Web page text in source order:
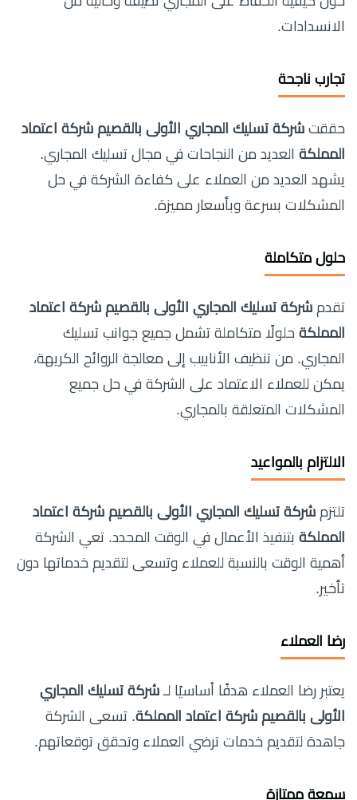
الانسدادات.
تجارب ناجحة
حققت شركة تسليك المجاري الأولى بالقصيم شركة اعتماد
المملكة العديد من النجاحات في مجال تسليك المجاري.
يشهد العديد من العملاء على كفاءة الشركة في حل
المشكلات بسرعة وبأسعار مميزة.
حلول متكاملة
تقدم شركة تسليك المجاري الأولى بالقصيم شركة اعتماد
المملكة حلولًا متكاملة تشمل جميع جوانب تسليك
المجاري. من تنظيف الأنابيب إلى معالجة الروائح الكريهة،
يمكن للعملاء الاعتماد على الشركة في حل جميع
المشكلات المتعلقة بالمجاري.
الالتزام بالمواعيد
تلتزم شركة تسليك المجاري الأولى بالقصيم شركة اعتماد
المملكة بتنفيذ الأعمال في الوقت المحدد. تعي الشركة
أهمية الوقت بالنسبة للعملاء وتسعى لتقديم خدماتها دون
تأخير.
رضا العملاء
يعتبر رضا العملاء هدفًا أساسيًا لـ شركة تسليك المجاري
الأولى بالقصيم شركة اعتماد المملكة. تسعى الشركة
جاهدة لتقديم خدمات ترضي العملاء وتحقق توقعاتهم.
سمعة ممتازة